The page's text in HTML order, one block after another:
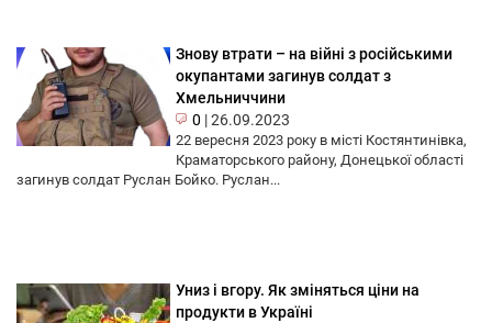
Знову втрати – на війні з російськими
окупантами загинув солдат з
Хмельниччини
0 |26.09.2023
22 вересня 2023 року в місті Костянтинівка,
Краматорського району, Донецької області
загинув солдат Руслан Бойко. Руслан...
Униз і вгору. Як зміняться ціни на
продукти в Україні